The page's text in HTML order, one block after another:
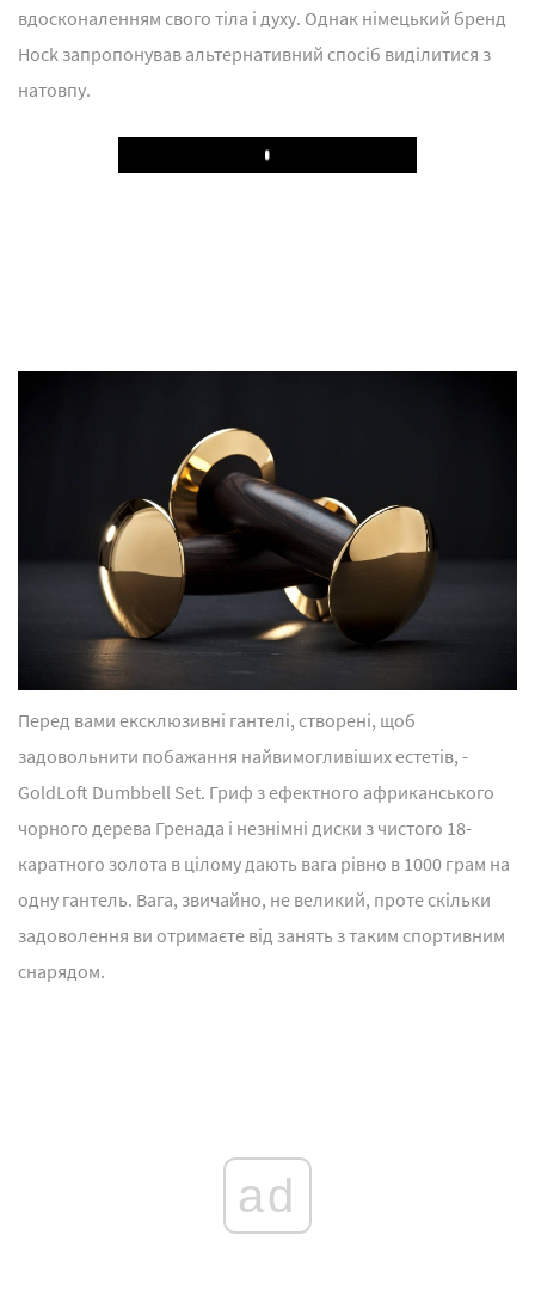
вдосконаленням свого тіла і духу. Однак німецький бренд
Hock запропонував альтернативний спосіб виділитися з
натовпу.
Play
Перед вами ексклюзивні гантелі, створені, щоб
задовольнити побажання найвимогливіших естетів, -
GoldLoft Dumbbell Set. Гриф з ефектного африканського
чорного дерева Гренада і незнімні диски з чистого 18-
каратного золота в цілому дають вага рівно в 1000 грам на
одну гантель. Вага, звичайно, не великий, проте скільки
задоволення ви отримаєте від занять з таким спортивним
снарядом.
ad